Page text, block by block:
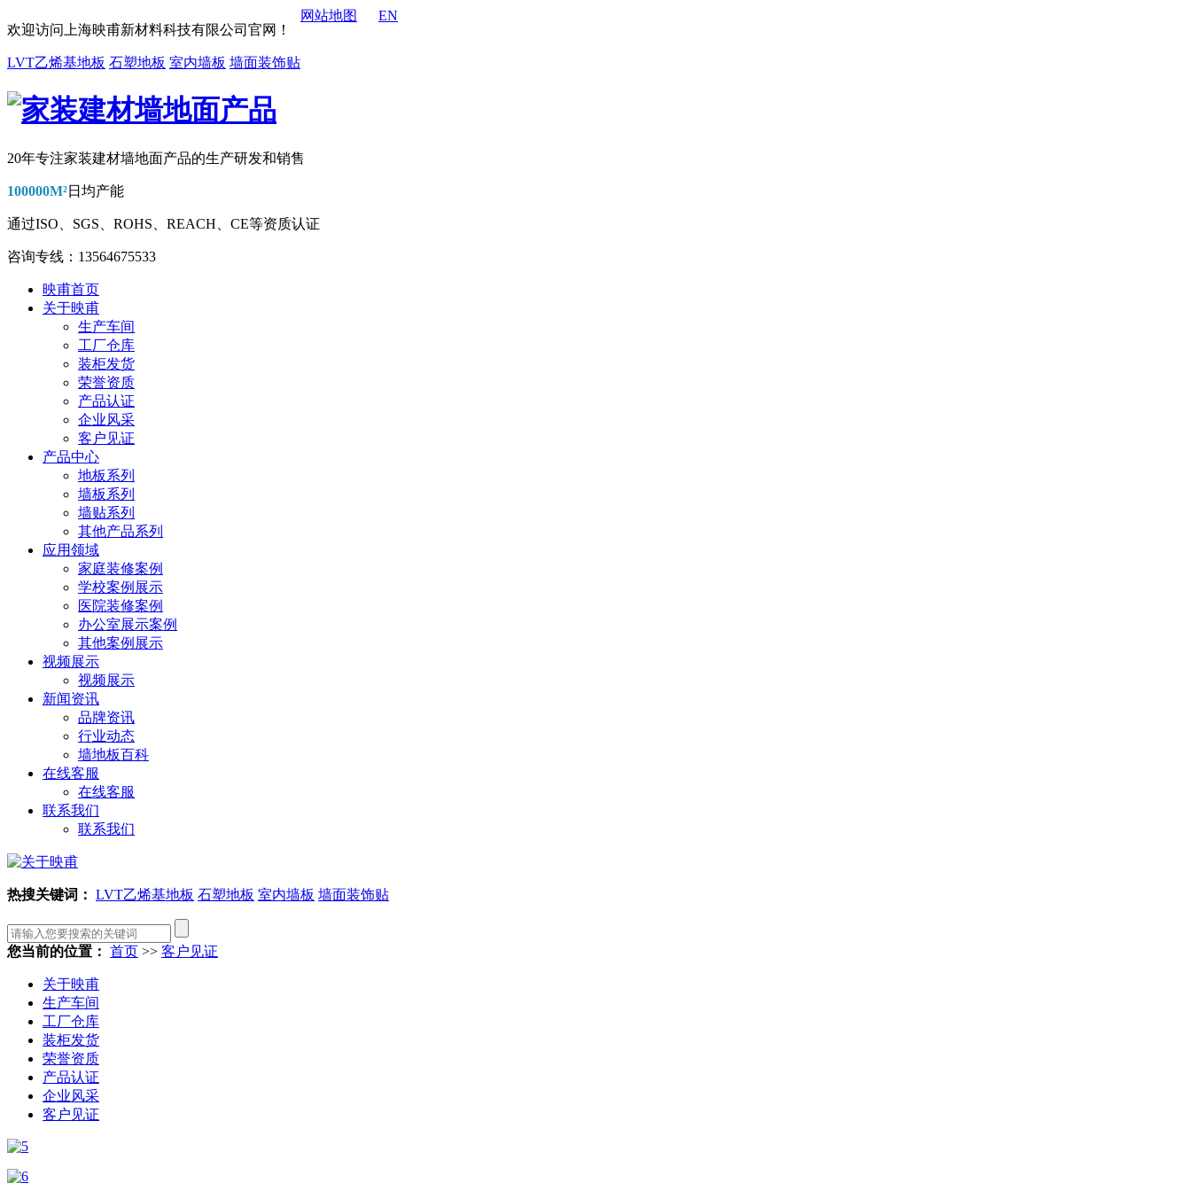
欢迎访问上海映甫新材料科技有限公司官网！
LVT乙烯基地板 石塑地板 室内墙板 墙面装饰贴
网站地图 EN
20年专注家装建材墙地面产品的生产研发和销售
100000M²日均产能
通过ISO、SGS、ROHS、REACH、CE等资质认证
咨询专线：13564675533
映甫首页
关于映甫
生产车间
工厂仓库
装柜发货
荣誉资质
产品认证
企业风采
客户见证
产品中心
地板系列
墙板系列
墙贴系列
其他产品系列
应用领域
家庭装修案例
学校案例展示
医院装修案例
办公室展示案例
其他案例展示
视频展示
视频展示
新闻资讯
品牌资讯
行业动态
墙地板百科
在线客服
在线客服
联系我们
联系我们
热搜关键词： LVT乙烯基地板 石塑地板 室内墙板 墙面装饰贴
您当前的位置： 首页 >> 客户见证
关于映甫
生产车间
工厂仓库
装柜发货
荣誉资质
产品认证
企业风采
客户见证